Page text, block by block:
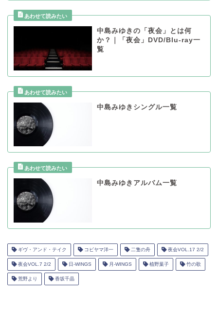
中島みゆきの「夜会」とは何
か？｜「夜会」DVD/Blu-ray一
覧
中島みゆきシングル一覧
中島みゆきアルバム一覧
ギヴ・アンド・テイク コビヤマ洋一 二隻の舟 夜会VOL.17 2/2
夜会VOL.7 2/2 日-WINGS 月-WINGS 植野葉子 竹の歌
荒野より 香坂千晶